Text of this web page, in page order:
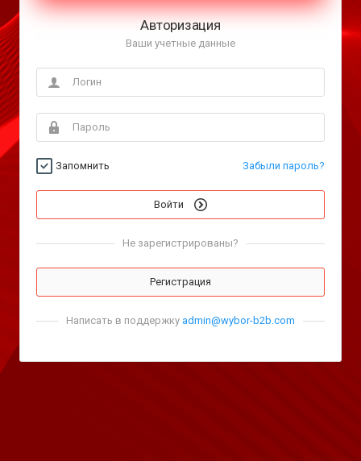
Авторизация
Ваши учетные данные
Запомнить Забыли пароль?
Войти
Не зарегистрированы?
Регистрация
Написать в поддержку admin@wybor-b2b.com